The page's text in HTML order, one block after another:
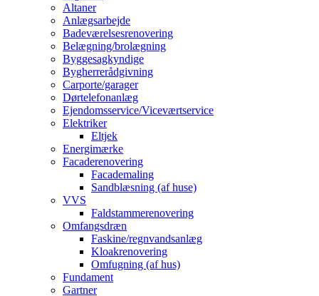
Altaner
Anlægsarbejde
Badeværelsesrenovering
Belægning/brolægning
Byggesagkyndige
Bygherrerådgivning
Carporte/garager
Dørtelefonanlæg
Ejendomsservice/Viceværtservice
Elektriker
Eltjek
Energimærke
Facaderenovering
Facademaling
Sandblæsning (af huse)
VVS
Faldstammerenovering
Omfangsdræn
Faskine/regnvandsanlæg
Kloakrenovering
Omfugning (af hus)
Fundament
Gartner